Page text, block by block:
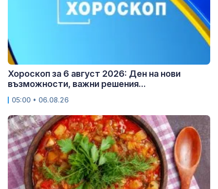
Хороскоп за 6 август 2026: Ден на нови
възможности, важни решения...
05:00 • 06.08.26